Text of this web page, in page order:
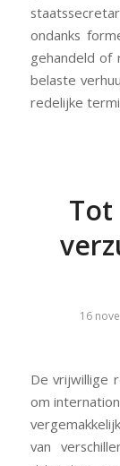
ondanks
gehandeld
belaste
redelijke
Tot
16
De vrijwillige
om
van